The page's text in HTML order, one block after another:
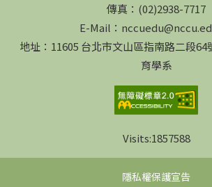
傳真：(02)2938-7717
E-Mail：
地址：11605 台北市文山區指南路二段64
育學系
Visits:1857588
隱私權保護宣告